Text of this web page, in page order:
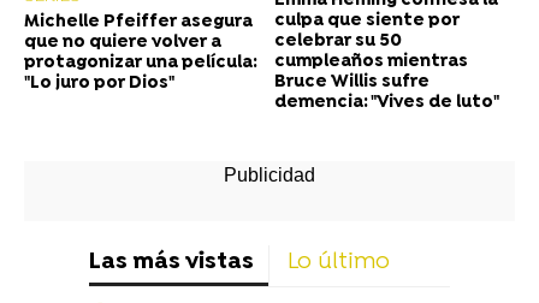
Michelle Pfeiffer asegura
que no quiere volver a
protagonizar una película:
"Lo juro por Dios"
culpa que siente por
celebrar su 50
cumpleaños mientras
Bruce Willis sufre
demencia: "Vives de luto"
Las más vistas Lo último